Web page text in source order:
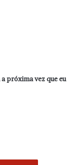
próxima vez que eu